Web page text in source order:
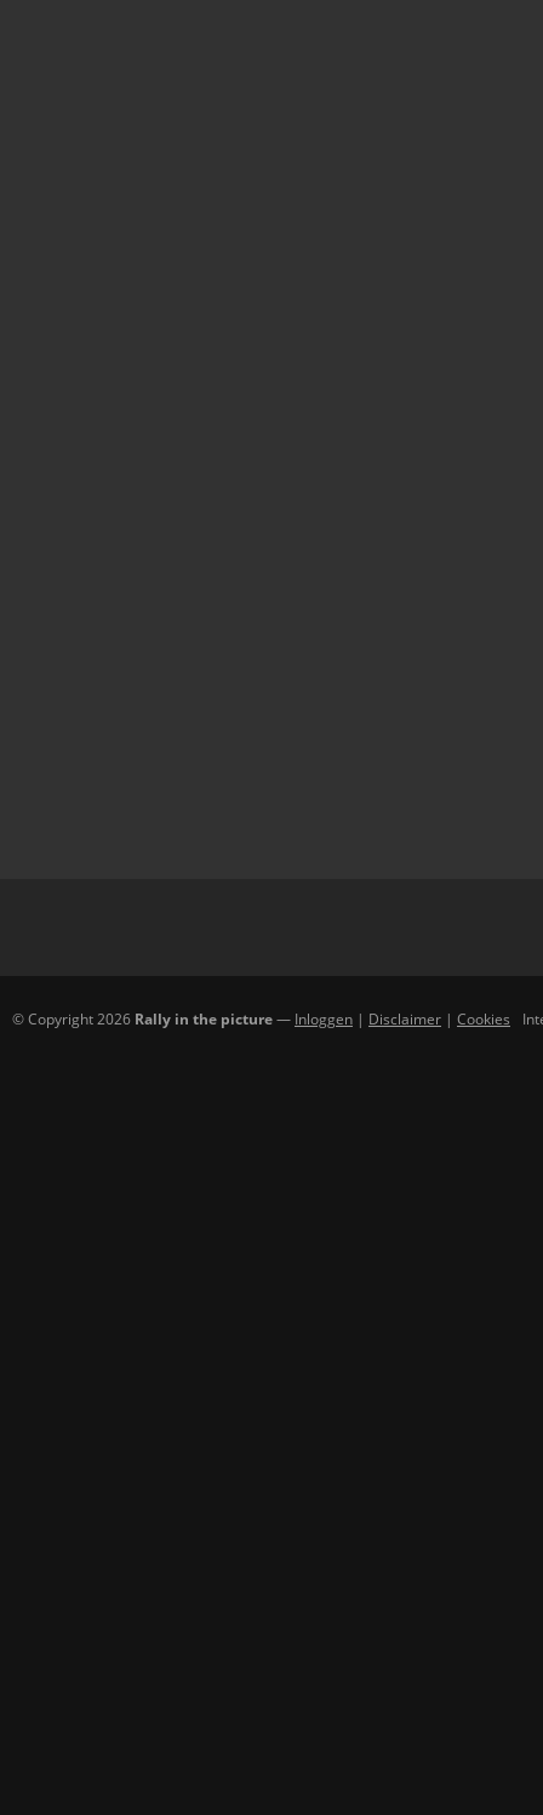
© Copyright 2026 Rally in the picture— Inloggen | Disclaimer | Cookies